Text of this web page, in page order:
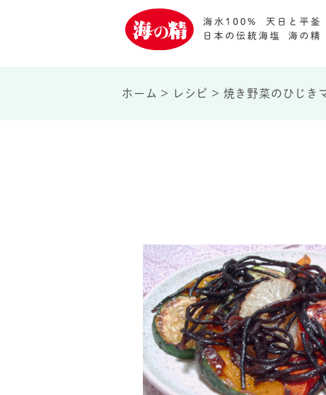
ホーム > レシピ > 焼き野菜のひじき